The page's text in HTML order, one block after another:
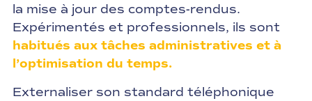
la mise à jour des comptes-rendus.
Expérimentés et professionnels, ils sont
habitués aux tâches administratives et à
l’optimisation du temps.
Externaliser son standard téléphonique